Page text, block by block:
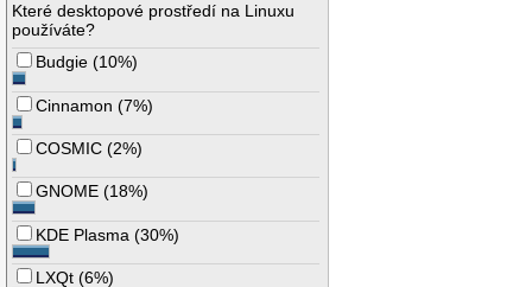
Které desktopové prostředí na Linuxu
používáte?
Budgie (10%)
Cinnamon (7%)
COSMIC (2%)
GNOME (18%)
KDE Plasma (30%)
LXQt (6%)